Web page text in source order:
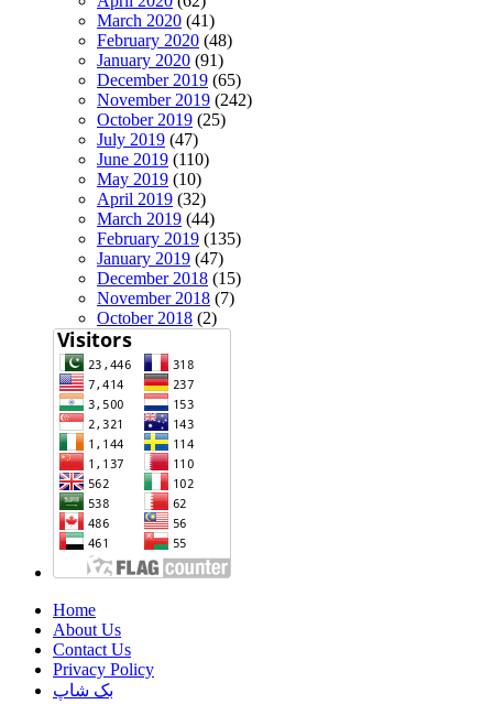
March 2020 (41)
February 2020 (48)
January 2020 (91)
December 2019 (65)
November 2019 (242)
October 2019 (25)
July 2019 (47)
June 2019 (110)
May 2019 (10)
April 2019 (32)
March 2019 (44)
February 2019 (135)
January 2019 (47)
December 2018 (15)
November 2018 (7)
October 2018 (2)
Home
About Us
Contact Us
Privacy Policy
بک شاپ